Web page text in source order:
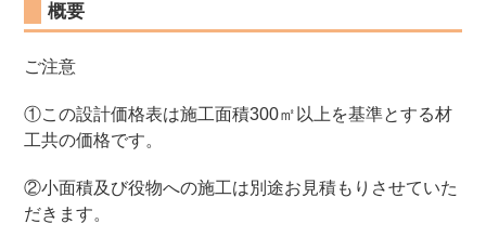
概要
ご注意
①この設計価格表は施工面積300㎡以上を基準とする材
工共の価格です。
②小面積及び役物への施工は別途お見積もりさせていた
だきます。